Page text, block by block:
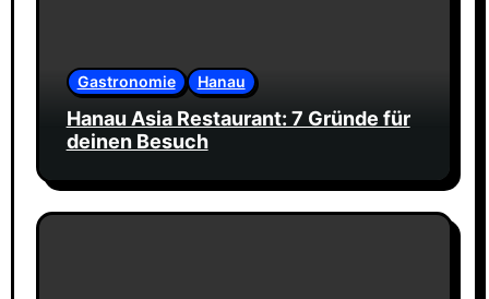
Gastronomie Hanau
Hanau Asia Restaurant: 7 Gründe für
deinen Besuch